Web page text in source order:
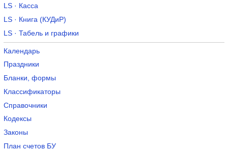
LS · Касса
LS · Книга (КУДиР)
LS · Табель и графики
Календарь
Праздники
Бланки, формы
Классификаторы
Справочники
Кодексы
Законы
План счетов БУ